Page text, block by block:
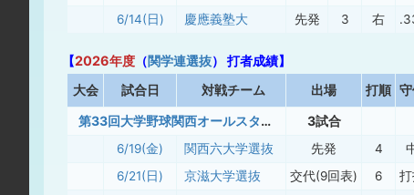
6/14(日)
慶應義塾大 先発 3 右
【2026年度 （関学連選抜） 打者成績】
大会 試合日 対戦チーム 出場 打順
第33回大学野球関西オールスター5リーグ対抗戦 3試合
6/19(金) 関西六大学選抜 先発 4
6/21(日)
京滋大学選抜 交代(9回表) 6